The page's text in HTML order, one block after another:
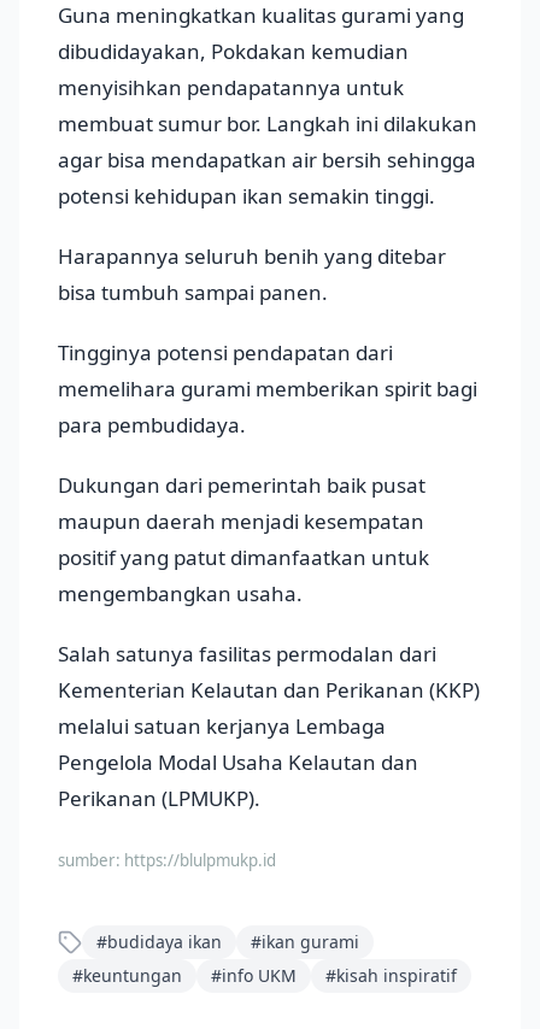
Guna meningkatkan kualitas gurami yang
dibudidayakan, Pokdakan kemudian
menyisihkan pendapatannya untuk
membuat sumur bor. Langkah ini dilakukan
agar bisa mendapatkan air bersih sehingga
potensi kehidupan ikan semakin tinggi.
Harapannya seluruh benih yang ditebar
bisa tumbuh sampai panen.
Tingginya potensi pendapatan dari
memelihara gurami memberikan spirit bagi
para pembudidaya.
Dukungan dari pemerintah baik pusat
maupun daerah menjadi kesempatan
positif yang patut dimanfaatkan untuk
mengembangkan usaha.
Salah satunya fasilitas permodalan dari
Kementerian Kelautan dan Perikanan (KKP)
melalui satuan kerjanya Lembaga
Pengelola Modal Usaha Kelautan dan
Perikanan (LPMUKP).
sumber: https://blulpmukp.id
#budidaya ikan #ikan gurami
#keuntungan #info UKM #kisah inspiratif